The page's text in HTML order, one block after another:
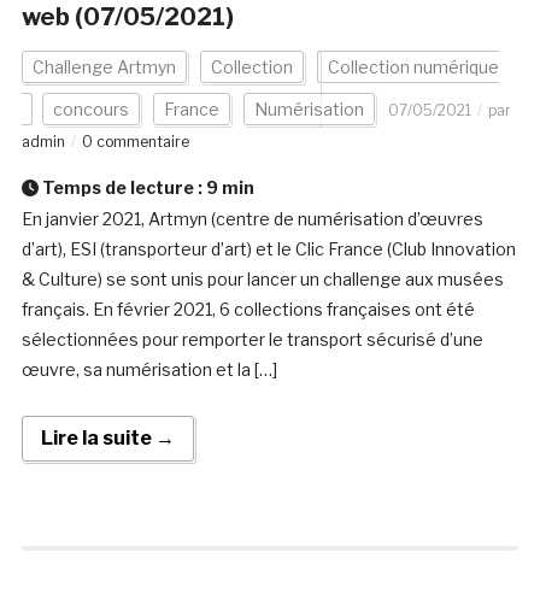
web (07/05/2021)
Challenge Artmyn Collection Collection numérique
concours France Numérisation 07/05/2021
par
admin
0 commentaire
Temps de lecture : 9 min
En janvier 2021, Artmyn (centre de numérisation d’œuvres
d’art), ESI (transporteur d’art) et le Clic France (Club Innovation
& Culture) se sont unis pour lancer un challenge aux musées
français. En février 2021, 6 collections françaises ont été
sélectionnées pour remporter le transport sécurisé d’une
œuvre, sa numérisation et la […]
Lire la suite →